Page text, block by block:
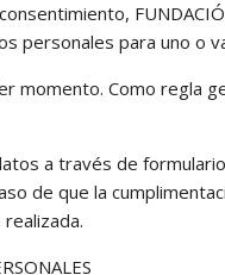
personales para uno o
momento. Como regla
a través de
de que la